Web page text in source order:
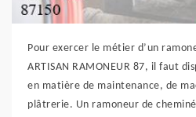
Pour exercer le métier d’un
ARTISAN RAMONEUR 87, il faut
en matière de maintenance, de
plâtrerie. Un ramoneur de